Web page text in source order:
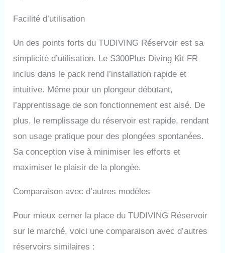
aux apprenants. Sa limite de
profondeur de sécurité est
d'environ 33 pieds. Peut être
utilisé comme source d'air de
secours pour les plongées
profondes à moins de 100
pieds. Vous pouvez l'utiliser
pour l'exploration sous-
marine, le nettoyage de
bateaux, l'assurance
d'urgence, la source d'air de
de gonfler】La pression de
de plongée est de
existe trois façons de gonfler :
à utiliser un adaptateur de
Facilité d’utilisation
Un des points forts du TUDIVING Réservoir est sa
simplicité d’utilisation. Le S300Plus Diving Kit FR
inclus dans le pack rend l’installation rapide et
intuitive. Même pour un plongeur débutant,
l’apprentissage de son fonctionnement est aisé. De
plus, le remplissage du réservoir est rapide, rendant
son usage pratique pour des plongées spontanées.
Sa conception vise à minimiser les efforts et
maximiser le plaisir de la plongée.
Comparaison avec d’autres modèles
Pour mieux cerner la place du TUDIVING Réservoir
sur le marché, voici une comparaison avec d’autres
réservoirs similaires :